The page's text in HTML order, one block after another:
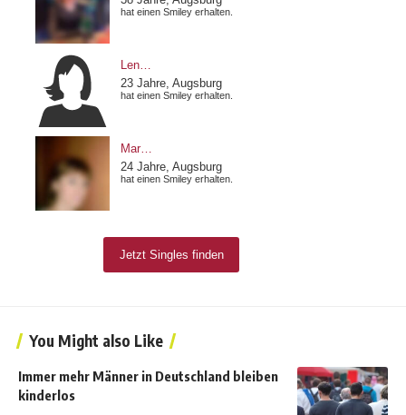
You Might also Like
Immer mehr Männer in Deutschland bleiben
kinderlos